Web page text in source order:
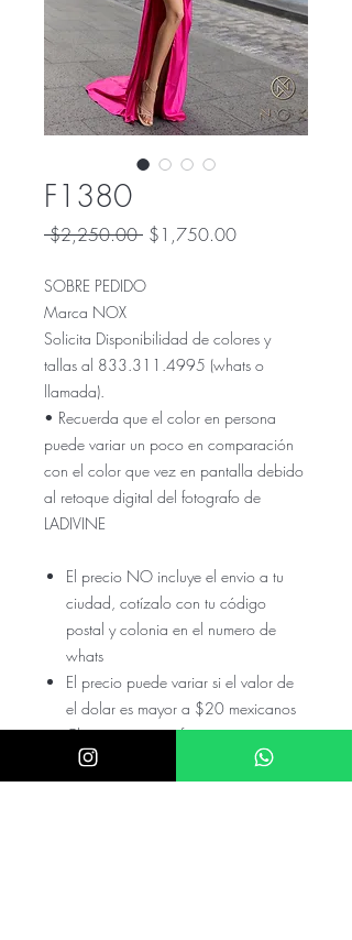
F1380
$2,250.00 Precio
$1,750.00Precio
SOBRE PEDIDO
Marca NOX
Solicita Disponibilidad de colores y
tallas al 833.311.4995 (whats o
llamada).
• Recuerda que el color en persona
puede variar un poco en comparación
con el color que vez en pantalla debido
al retoque digital del fotografo de
LADIVINE
El precio NO incluye el envio a tu
ciudad, cotízalo con tu código
postal y colonia en el numero de
whats
El precio puede variar si el valor de
el dolar es mayor a $20 mexicanos
Checa nuestras referencias en nuestro
instagram @akira.mayoreo o
@Donatela.rentas